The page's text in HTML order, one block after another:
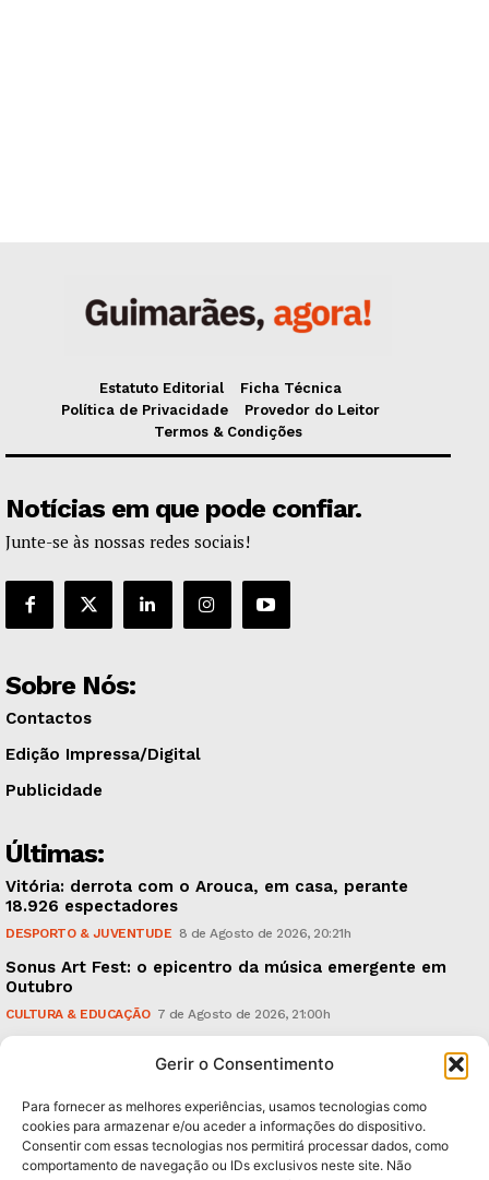
Gerir o Consentimento
Para fornecer as melhores experiências, usamos tecnologias como
cookies para armazenar e/ou aceder a informações do dispositivo.
Consentir com essas tecnologias nos permitirá processar dados, como
comportamento de navegação ou IDs exclusivos neste site. Não
Estatuto Editorial
Ficha Técnica
Política de Privacidade
Provedor do Leitor
Termos & Condições
Notícias em que pode confiar.
Junte-se às nossas redes sociais!
Sobre Nós:
Contactos
Edição Impressa/Digital
Publicidade
Últimas:
Vitória: derrota com o Arouca, em casa, perante
18.926 espectadores
DESPORTO & JUVENTUDE 8 de Agosto de 2026, 20:21h
Sonus Art Fest: o epicentro da música emergente em
Outubro
CULTURA & EDUCAÇÃO 7 de Agosto de 2026, 21:00h
Subscreva Newsletter: